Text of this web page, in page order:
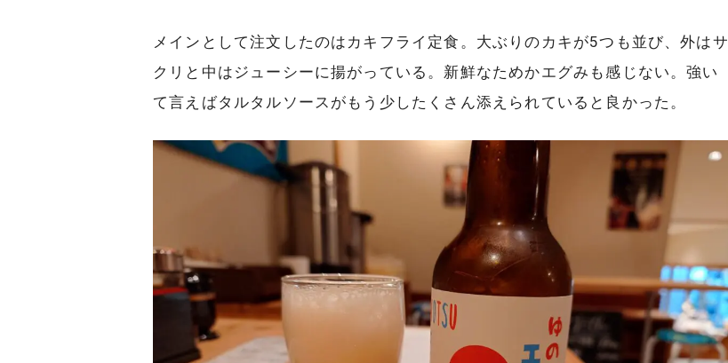
メインとして注文したのはカキフライ定食。大ぶりのカキが5つも並び、外はサ
クリと中はジューシーに揚がっている。新鮮なためかエグみも感じない。強い
て言えばタルタルソースがもう少したくさん添えられていると良かった。